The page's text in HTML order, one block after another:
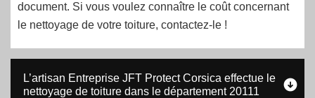
document. Si vous voulez connaître le coût concernant
le nettoyage de votre toiture, contactez-le !
L’artisan Entreprise JFT Protect Corsica effectue le
nettoyage de toiture dans le département 20111